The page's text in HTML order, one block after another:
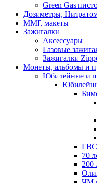
Green Gas
Дозиметры,
ММГ, макеты
Зажигалки
Аксессуары
Газовые
Зажигалки
Монеты, альбомы и
Юбилейные и
ГВС
70
200